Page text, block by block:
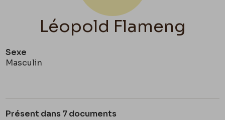
Léopold Flameng
Sexe
Masculin
Présent dans 7 documents